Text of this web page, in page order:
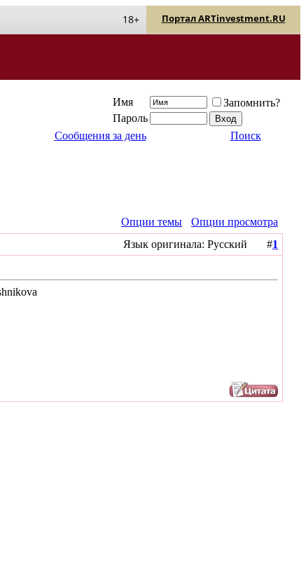
Портал ARTinvestment.RU
18+
Имя
Запомнить?
Пароль
Сообщения за день Поиск
Опции темы
Опции просмотра
Язык оригинала: Русский #1